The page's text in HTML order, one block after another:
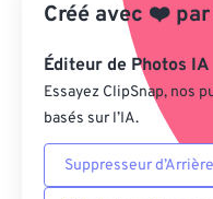
Enregistrer
Créé avec ❤️ par
Éditeur de Photos IA
Essayez ClipSnap, nos
basés sur l’IA.
Suppresseur